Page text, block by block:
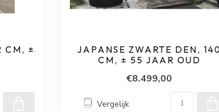
CM, ±
JAPANSE ZWARTE DEN,
CM, ± 55 JAAR OUD
€8.499,00
Vergelijk